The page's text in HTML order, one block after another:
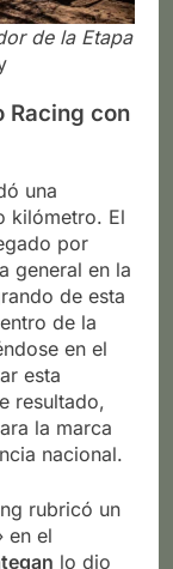
de la Etapa
Racing con
una
kilómetro. El
por
general en la
de esta
de la
en el
esta
resultado,
la marca
nacional.
rubricó un
en el
lo dio